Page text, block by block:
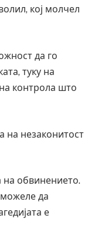
кој молчел
да го
туку на
контрола што
на незаконитост
на обвинението.
да
е